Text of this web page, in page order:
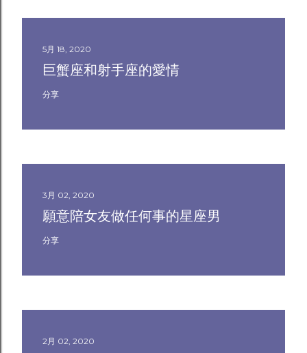
5月 18, 2020
巨蟹座和射手座的愛情
分享
3月 02, 2020
願意陪女友做任何事的星座男
分享
2月 02, 2020